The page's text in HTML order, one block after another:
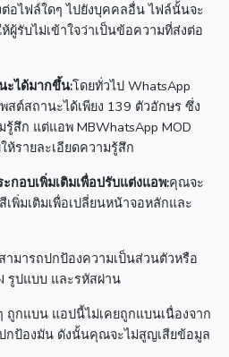
อไฟล์ใดๆ ไปยังบุคคลอื่น ไฟล์นั้นจะ
ห้ผู้รับไม่เข้าใจว่าเป็นข้อความที่ส่งต่อ
ะได้มากขึ้น:โดยทั่วไป WhatsApp
สต์สถานะได้เพียง 139 ตัวอักษร ซึ่ง
รู้สึก แต่แอพ MBWhatsApp MOD
รายละเอียดความรู้สึก
กอบเพิ่มเติมเพื่อปรับแต่งแอพ:คุณจะ
พิ่มเติมเพื่อเปลี่ยนหน้าจอหลักและ
มารถปกป้องความเป็นส่วนตัวหรือ
รูปแบบ และรหัสผ่าน
ถูกแบน แอปนี้ไม่เคยถูกแบนเนื่องจาก
กป้องมัน ดังนั้นคุณจะไม่สูญเสียข้อมูล